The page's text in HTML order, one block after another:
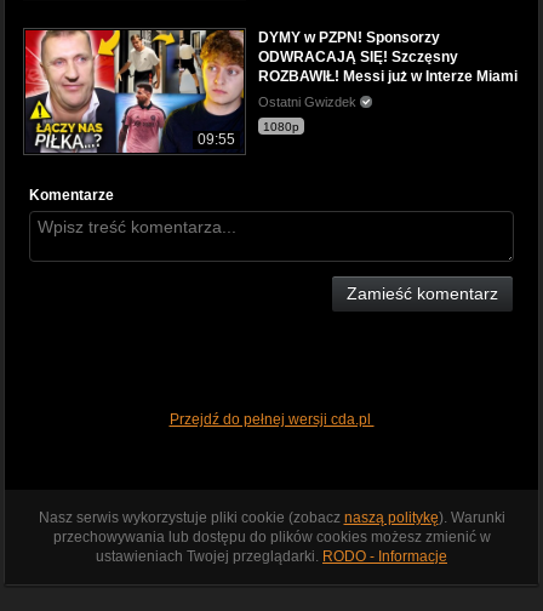
09:55
DYMY w PZPN! Sponsorzy
ODWRACAJĄ SIĘ! Szczęsny
ROZBAWIŁ! Messi już w Interze Miami
Ostatni Gwizdek
1080p
Komentarze
Zamieść komentarz
Przejdź do pełnej wersji cda.pl
Nasz serwis wykorzystuje pliki cookie (zobacz naszą politykę). Warunki
przechowywania lub dostępu do plików cookies możesz zmienić w
ustawieniach Twojej przeglądarki. RODO - Informacje